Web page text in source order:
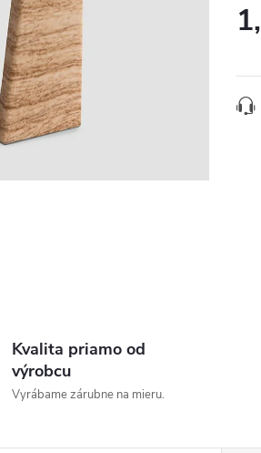
Kvalita priamo od
výrobcu
Vyrábame zárubne na mieru.